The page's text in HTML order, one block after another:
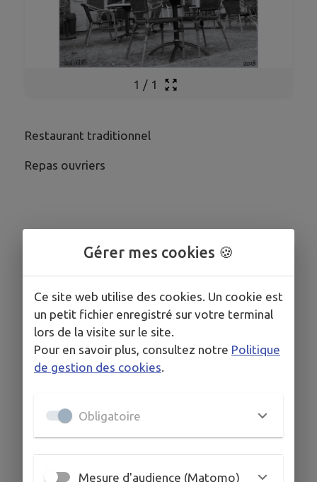
1 / 1
Restaurant traditionnel
Repas ouvriers
05 55 85 50 15
Gérer mes cookies 🍪
Ce site web utilise des cookies. Un cookie est
un petit fichier enregistré sur votre terminal
lors de la visite sur le site.
Pour en savoir plus, consultez notre Politique
de gestion des cookies.
Obligatoire
Mesure d'audience (Matomo)